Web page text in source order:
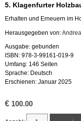
5. Kla­gen­fur­ter
Er­hal­ten und Er­neu­ern im
Her­aus­ge­ge­ben von:
Aus­ga­be: ge­bun­den
ISBN: 978-3-99161-019-9
Um­fang: 146 Sei­ten
Spra­che: Deutsch
Er­schie­nen: Ja­nu­ar 2025
€ 100.00